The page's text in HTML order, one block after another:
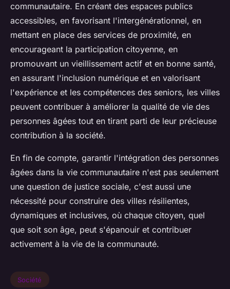
communautaire. En créant des espaces publics
accessibles, en favorisant l'intergénérationnel, en
mettant en place des services de proximité, en
encourageant la participation citoyenne, en
promouvant un vieillissement actif et en bonne santé,
en assurant l'inclusion numérique et en valorisant
l'expérience et les compétences des seniors, les villes
peuvent contribuer à améliorer la qualité de vie des
personnes âgées tout en tirant parti de leur précieuse
contribution à la société.
En fin de compte, garantir l'intégration des personnes
âgées dans la vie communautaire n'est pas seulement
une question de justice sociale, c'est aussi une
nécessité pour construire des villes résilientes,
dynamiques et inclusives, où chaque citoyen, quel
que soit son âge, peut s'épanouir et contribuer
activement à la vie de la communauté.
Société